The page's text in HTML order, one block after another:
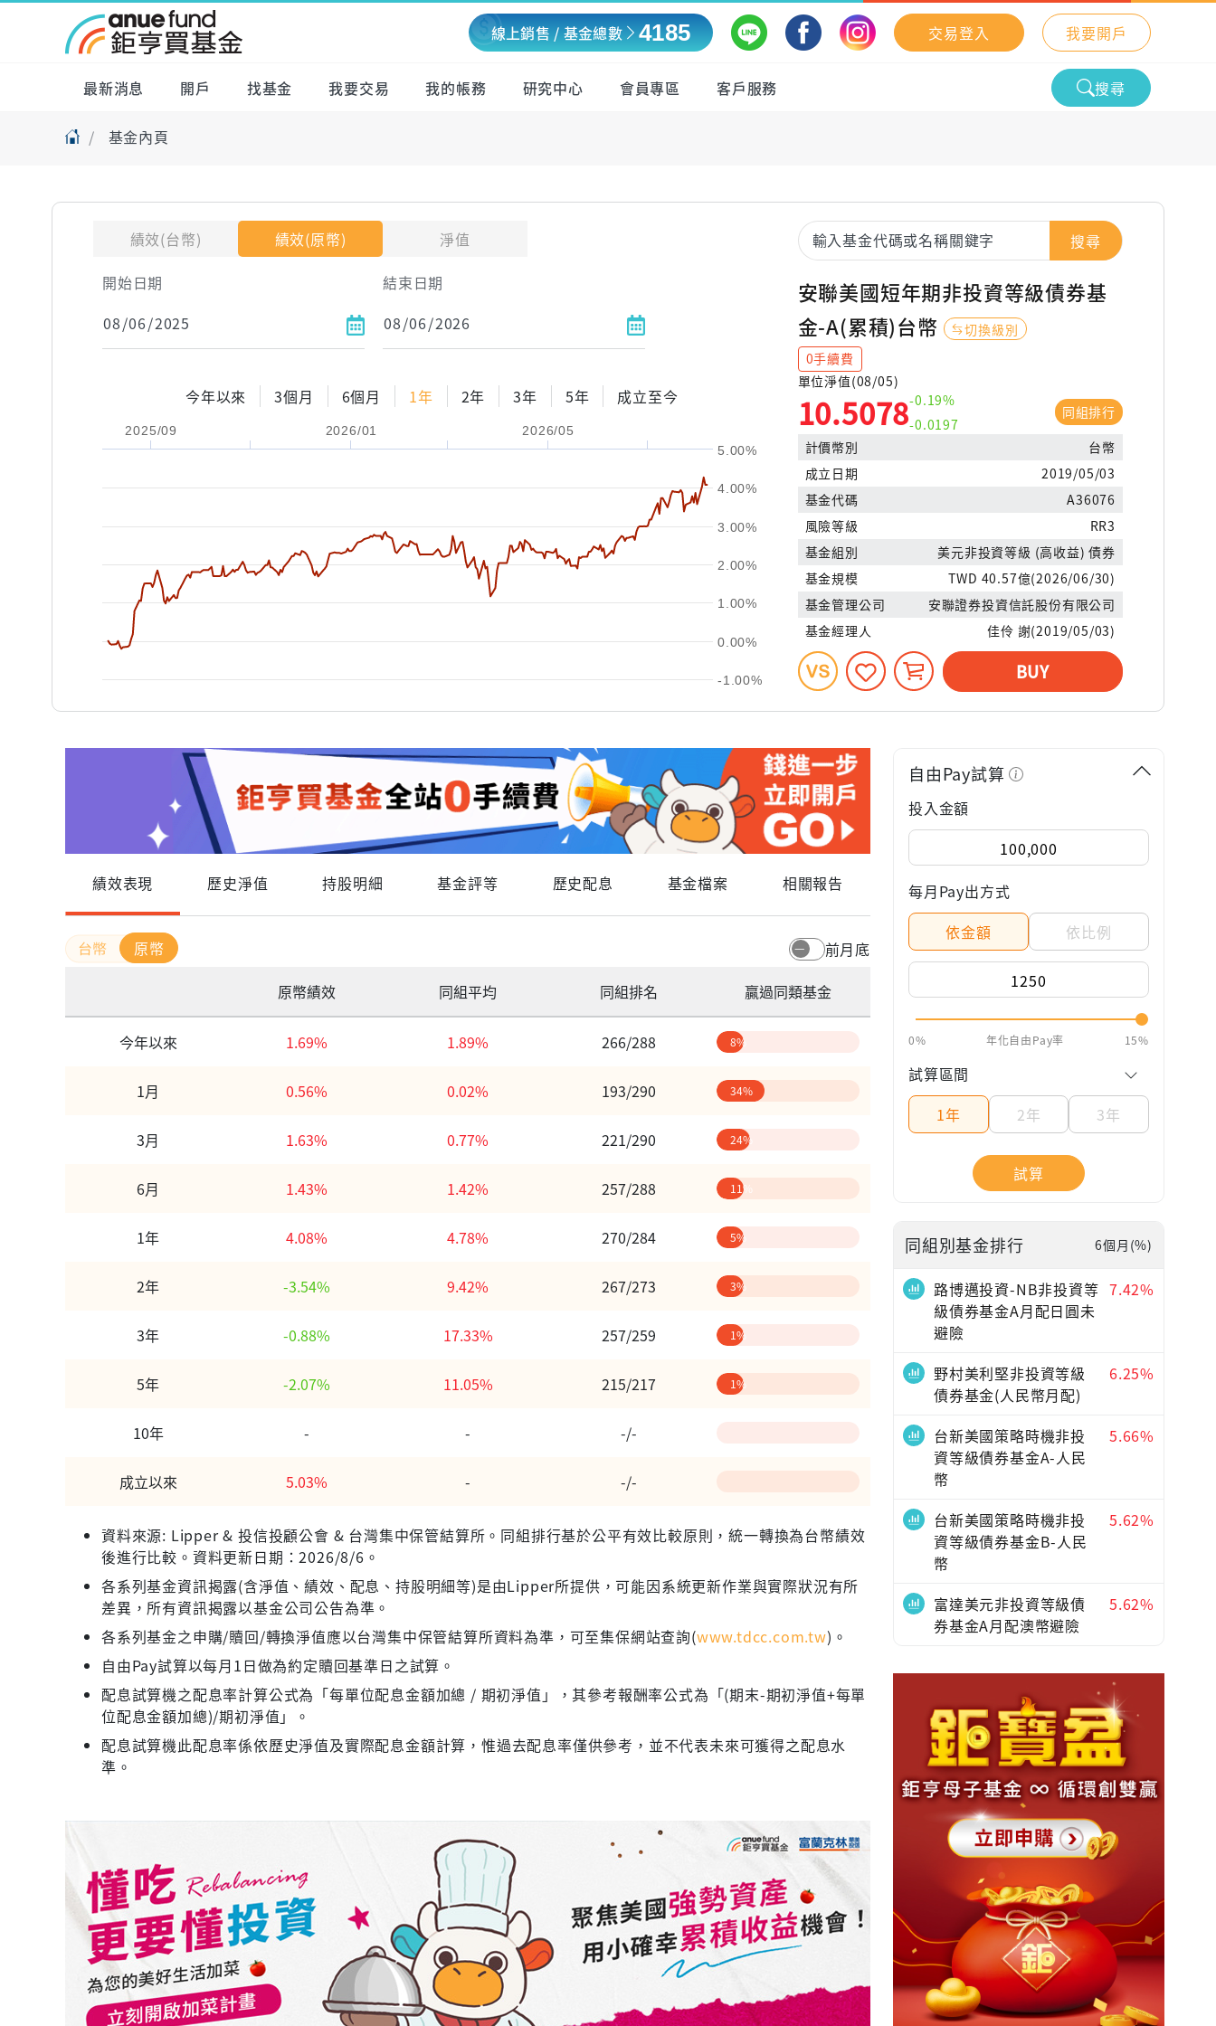
線上銷售 / 基金總數 4185 交易登入 我要開戶
最新消息 開戶 找基金 我要交易 我的帳務 研究中心 會員專區 客戶服務 搜尋
基金內頁
績效(台幣) 績效(原幣)
淨值
開始日期
結束日期
今年以來 3個月 6個月 1年 2年 3年 5年 成立至今
2025/09 2026/01 2026/05
-1.00%
0.00%
1.00%
2.00%
3.00%
4.00%
5.00%
搜尋
安聯美國短年期非投資等級債券基
金-A(累積)台幣
切換級別
0手續費
單位淨值(08/05)
10.5078-0.19%
-0.0197
同組排行
計價幣別
台幣
成立日期
2019/05/03
基金代碼
A36076
風險等級
RR3
基金組別
美元非投資等級 (高收益) 債券
基金規模
TWD 40.57億(2026/06/30)
基金管理公司
安聯證券投資信託股份有限公司
基金經理人
佳伶 謝(2019/05/03)
BUY
績效表現 歷史淨值 持股明細 基金評等 歷史配息 基金檔案 相關報告
原幣
前月底
原幣績效
同組平均 同組排名 贏過同類基金
今年以來 1.69% 1.89% 266/288 8%
1月 0.56% 0.02% 193/290 34%
3月 1.63% 0.77% 221/290 24%
6月 1.43% 1.42% 257/288 11%
1年 4.08% 4.78% 270/284 5%
2年 -3.54% 9.42% 267/273 3%
3年 -0.88% 17.33% 257/259 1%
5年 -2.07% 11.05% 215/217 1%
10年 - - -/-
成立以來 5.03% - -/-
資料來源: Lipper & 投信投顧公會 & 台灣集中保管結算所。同組排行基於公平有效比較原則，統一轉換為台幣績效
後進行比較。資料更新日期：2026/8/6。
各系列基金資訊揭露(含淨值、績效、配息、持股明細等)是由Lipper所提供，可能因系統更新作業與實際狀況有所
差異，所有資訊揭露以基金公司公告為準。
各系列基金之申購/贖回/轉換淨值應以台灣集中保管結算所資料為準，可至集保網站查詢(www.tdcc.com.tw)。
自由Pay試算以每月1日做為約定贖回基準日之試算。
配息試算機之配息率計算公式為「每單位配息金額加總 / 期初淨值」，其參考報酬率公式為「(期末-期初淨值+每單
位配息金額加總)/期初淨值」。
配息試算機此配息率係依歷史淨值及實際配息金額計算，惟過去配息率僅供參考，並不代表未來可獲得之配息水
準。
自由Pay試算
投入金額
每月Pay出方式
依金額
依比例
0% 年化自由Pay率 15%
試算區間
1年
2年 3年
試算
同組別基金排行 6個月(%)
路博邁投資-NB非投資等
級債券基金A月配日圓未
避險
7.42%
野村美利堅非投資等級
債券基金(人民幣月配)
6.25%
台新美國策略時機非投
資等級債券基金A-人民
幣
5.66%
台新美國策略時機非投
資等級債券基金B-人民
幣
5.62%
富達美元非投資等級債
券基金A月配澳幣避險
5.62%